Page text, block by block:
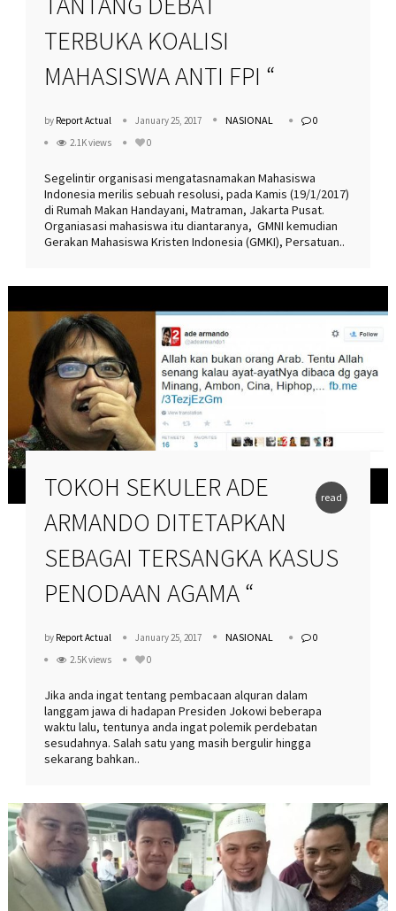
TERBUKA KOALISI
MAHASISWA ANTI FPI “
by Report Actual January 25, 2017 NASIONAL
0
2.1K views
0
Segelintir organisasi mengatasnamakan Mahasiswa
Indonesia merilis sebuah resolusi, pada Kamis (19/1/2017)
di Rumah Makan Handayani, Matraman, Jakarta Pusat.
Organiasasi mahasiswa itu diantaranya, GMNI kemudian
Gerakan Mahasiswa Kristen Indonesia (GMKI), Persatuan..
read
TOKOH SEKULER ADE
ARMANDO DITETAPKAN
SEBAGAI TERSANGKA KASUS
PENODAAN AGAMA “
by Report Actual January 25, 2017 NASIONAL
0
2.5K views
0
Jika anda ingat tentang pembacaan alquran dalam
langgam jawa di hadapan Presiden Jokowi beberapa
waktu lalu, tentunya anda ingat polemik perdebatan
sesudahnya. Salah satu yang masih bergulir hingga
sekarang bahkan..